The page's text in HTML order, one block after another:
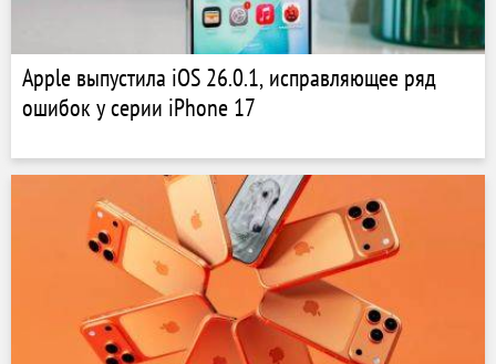
Apple выпустила iOS 26.0.1, исправляющее ряд
ошибок у серии iPhone 17